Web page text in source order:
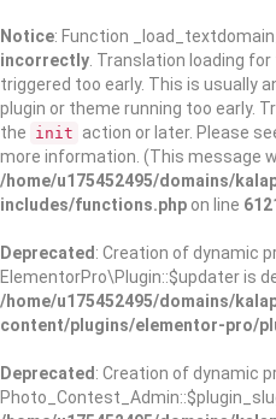
Notice: Function
incorrectly . Translation loading for
triggered too early. This is usually
plugin or theme running too early.
the init action or later. Please
more information. (This message
/home/u175452495/domains/
includes/functions.php on line
Deprecated : Creation of dynamic
ElementorPro\Plugin::$updater is
/home/u175452495/domains/
content/plugins/elementor-pro/
Deprecated : Creation of dynamic